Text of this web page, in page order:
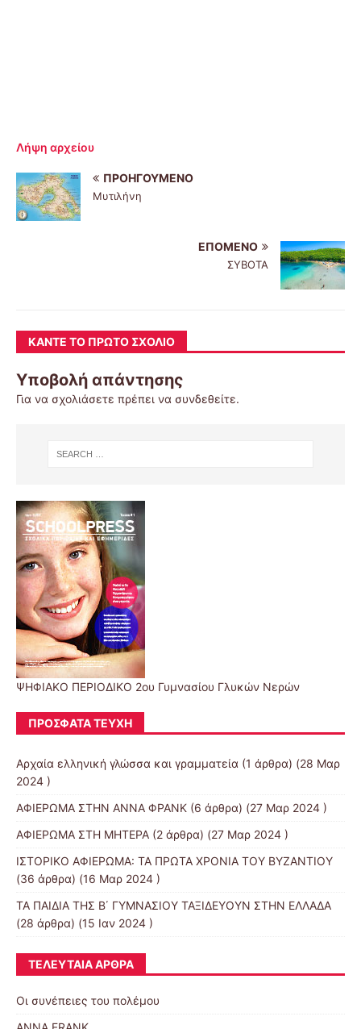
Λήψη αρχείου
ΠΡΟΗΓΟΎΜΕΝΟ
Μυτιλήνη
ΕΠΌΜΕΝΟ
ΣΥΒΟΤΑ
ΚΆΝΤΕ ΤΟ ΠΡΏΤΟ ΣΧΌΛΙΟ
Υποβολή απάντησης
Για να σχολιάσετε πρέπει να συνδεθείτε.
ΨΗΦΙΑΚΟ ΠΕΡΙΟΔΙΚΟ 2ου Γυμνασίου Γλυκών Νερών
ΠΡΌΣΦΑΤΑ ΤΕΎΧΗ
Αρχαία ελληνική γλώσσα και γραμματεία (1 άρθρα) (28 Μαρ
2024 )
ΑΦΙΕΡΩΜΑ ΣΤΗΝ ΑΝΝΑ ΦΡΑΝΚ (6 άρθρα) (27 Μαρ 2024 )
ΑΦΙΕΡΩΜΑ ΣΤΗ ΜΗΤΕΡΑ (2 άρθρα) (27 Μαρ 2024 )
ΙΣΤΟΡΙΚΟ ΑΦΙΕΡΩΜΑ: ΤΑ ΠΡΩΤΑ ΧΡΟΝΙΑ ΤΟΥ ΒΥΖΑΝΤΙΟΥ
(36 άρθρα) (16 Μαρ 2024 )
ΤΑ ΠΑΙΔΙΑ ΤΗΣ Β΄ ΓΥΜΝΑΣΙΟΥ ΤΑΞΙΔΕΥΟΥΝ ΣΤΗΝ ΕΛΛΑΔΑ
(28 άρθρα) (15 Ιαν 2024 )
ΤΕΛΕΥΤΑΊΑ ΆΡΘΡΑ
Οι συνέπειες του πολέμου